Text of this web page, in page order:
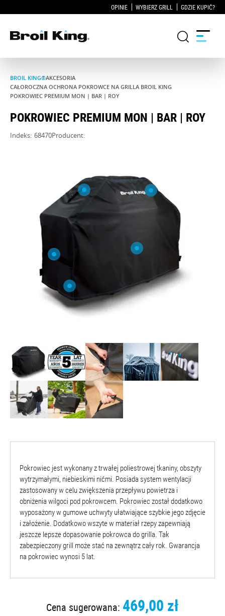
OPINIE WYBIERZ GRILL GDZIE KUPIĆ?
Grille
KUCHNIE OGRODOWE
Akcesoria do grillowania
WSPARCIE
BROIL KING®AKCESORIA
CAŁOROCZNA OCHRONA POKROWCE NA GRILLA BROIL KING
POKROWIEC PREMIUM MON | BAR | ROY
POKROWIEC PREMIUM MON | BAR | ROY
Indeks: 68470Producent:
Pokrowiec jest wykonany z trwałej poliestrowej tkaniny, obszyty
wytrzymałymi, niebieskimi nićmi. Posiada system wentylacji
zastosowany w celu zwiększenia przepływu powietrza i
obniżenia wilgoci pod pokrowcem. Pokrowiec został dodatkowo
wyposażony w gumowe uchwyty ułatwiające szybkie jego zdjęcie
i założenie. Dodatkowo wszyte w materiał rzepy zapewniają
jeszcze lepsze dopasowanie pokrowca do grilla. Tak
zabezpieczony grill może stać na zewnątrz cały rok. Gwarancja
na pokrowiec wynosi 5 lat.
Cena sugerowana: 469,00 zł